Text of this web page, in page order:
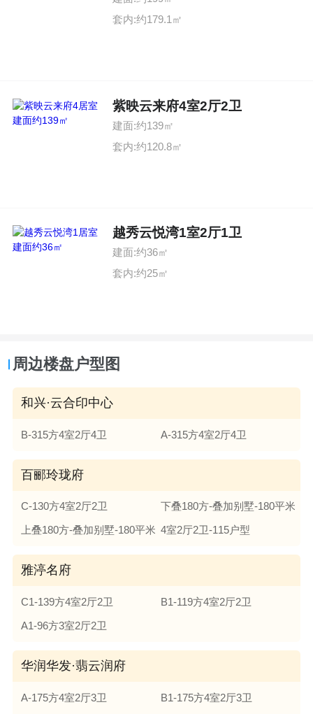
套内:约179.1㎡
紫映云来府4室2厅2卫
建面:约139㎡
套内:约120.8㎡
越秀云悦湾1室2厅1卫
建面:约36㎡
套内:约25㎡
周边楼盘户型图
和兴·云合印中心
B-315方4室2厅4卫 A-315方4室2厅4卫
百郦玲珑府
C-130方4室2厅2卫
下叠180方-叠加别墅-180平米
上叠180方-叠加别墅-180平米 4室2厅2卫-115户型
雅渟名府
C1-139方4室2厅2卫
B1-119方4室2厅2卫
A1-96方3室2厅2卫
华润华发·翡云润府
A-175方4室2厅3卫
B1-175方4室2厅3卫